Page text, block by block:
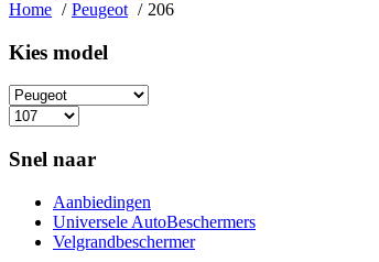
Home
Peugeot 206
Kies model​
Snel naar
Aanbiedingen
Universele AutoBeschermers
Velgrandbeschermer